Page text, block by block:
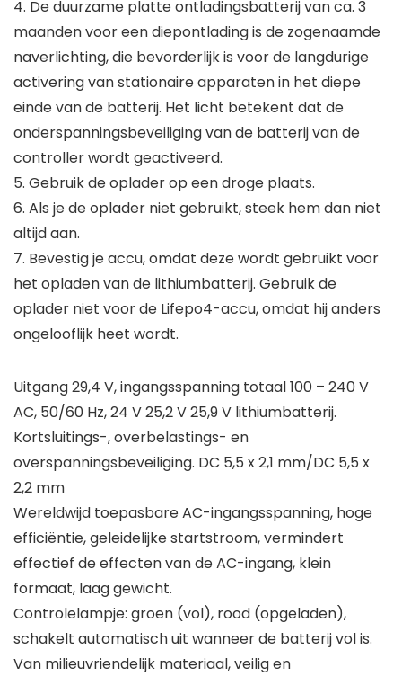
4. De duurzame platte ontladingsbatterij van ca. 3
maanden voor een diepontlading is de zogenaamde
naverlichting, die bevorderlijk is voor de langdurige
activering van stationaire apparaten in het diepe
einde van de batterij. Het licht betekent dat de
onderspanningsbeveiliging van de batterij van de
controller wordt geactiveerd.
5. Gebruik de oplader op een droge plaats.
6. Als je de oplader niet gebruikt, steek hem dan niet
altijd aan.
7. Bevestig je accu, omdat deze wordt gebruikt voor
het opladen van de lithiumbatterij. Gebruik de
oplader niet voor de Lifepo4-accu, omdat hij anders
ongelooflijk heet wordt.
Uitgang 29,4 V, ingangsspanning totaal 100 – 240 V
AC, 50/60 Hz, 24 V 25,2 V 25,9 V lithiumbatterij.
Kortsluitings-, overbelastings- en
overspanningsbeveiliging. DC 5,5 x 2,1 mm/DC 5,5 x
2,2 mm
Wereldwijd toepasbare AC-ingangsspanning, hoge
efficiëntie, geleidelijke startstroom, vermindert
effectief de effecten van de AC-ingang, klein
formaat, laag gewicht.
Controlelampje: groen (vol), rood (opgeladen),
schakelt automatisch uit wanneer de batterij vol is.
Van milieuvriendelijk materiaal, veilig en